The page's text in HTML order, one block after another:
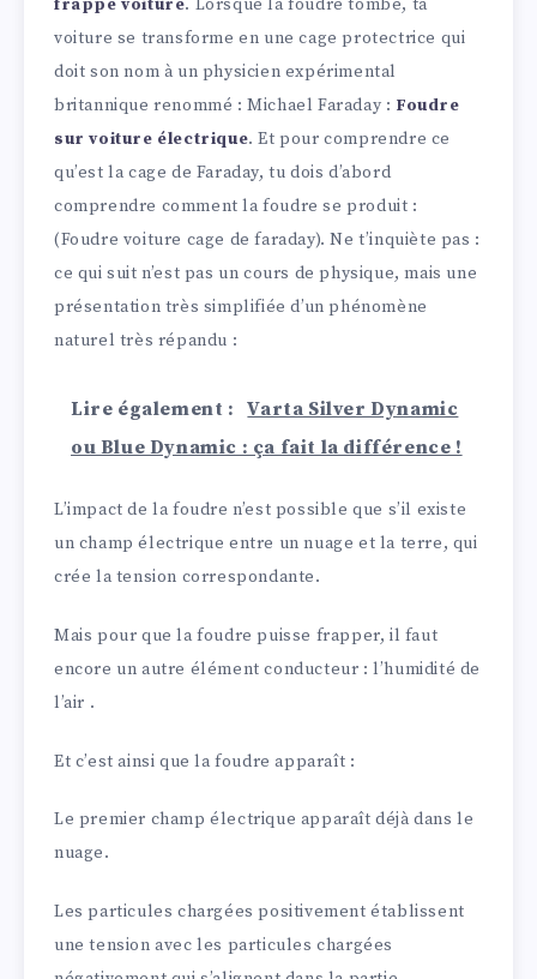
frappe voiture. Lorsque la foudre tombe, ta
voiture se transforme en une cage protectrice qui
doit son nom à un physicien expérimental
britannique renommé : Michael Faraday : Foudre
sur voiture électrique. Et pour comprendre ce
qu’est la cage de Faraday, tu dois d’abord
comprendre comment la foudre se produit :
(Foudre voiture cage de faraday). Ne t’inquiète pas :
ce qui suit n’est pas un cours de physique, mais une
présentation très simplifiée d’un phénomène
naturel très répandu :
Lire également :
Varta Silver Dynamic
ou Blue Dynamic : ça fait la différence !
L’impact de la foudre n’est possible que s’il existe
un champ électrique entre un nuage et la terre, qui
crée la tension correspondante.
Mais pour que la foudre puisse frapper, il faut
encore un autre élément conducteur : l’humidité de
l’air .
Et c’est ainsi que la foudre apparaît :
Le premier champ électrique apparaît déjà dans le
nuage.
Les particules chargées positivement établissent
une tension avec les particules chargées